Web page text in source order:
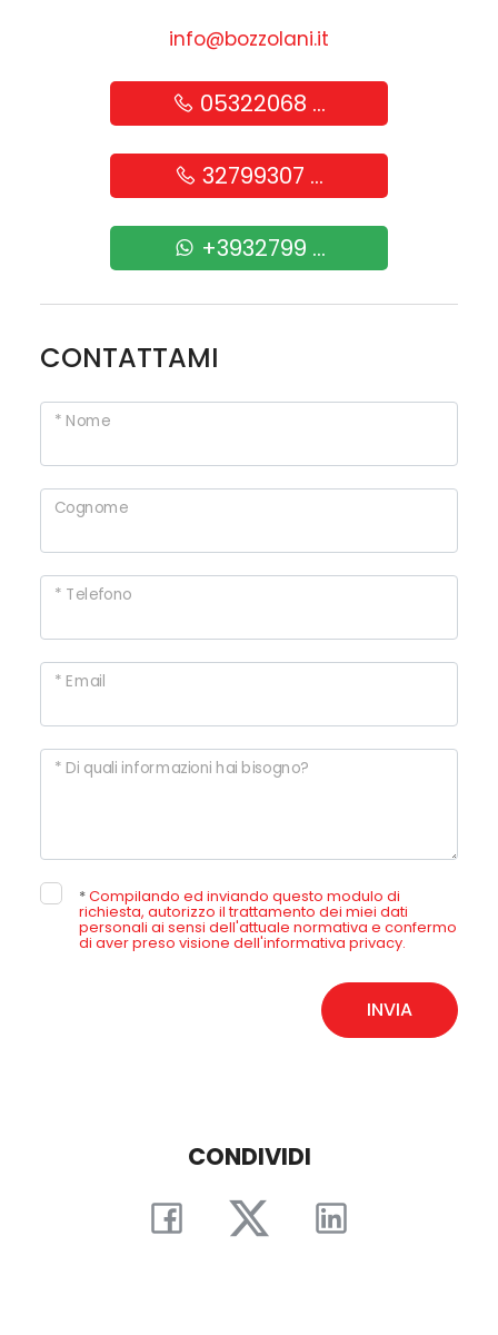
info@bozzolani.it
05322068 ...
32799307 ...
+3932799 ...
CONTATTAMI
* Nome
Cognome
* Telefono
* Email
* Di quali informazioni hai bisogno?
*Compilando ed inviando questo modulo di
richiesta, autorizzo il trattamento dei miei dati
personali ai sensi dell'attuale normativa e confermo
di aver preso visione dell'informativa privacy.
INVIA
CONDIVIDI
Camere
1
2
3
4
5+
Altre
multiscelta
Giardino
Nuova costruzione